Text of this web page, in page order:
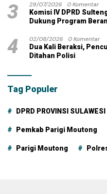
3 29/07/2026
0 Komentar
Komisi IV DPRD
Dukung Program
4 02/08/2026
0 Komentar
Dua Kali Beraksi,
Ditahan Polisi
Tag Populer
DPRD PROVINSI SULAWESI
Pemkab Parigi Moutong
Parigi Moutong